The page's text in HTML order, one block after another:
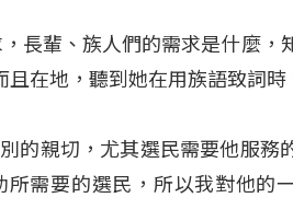
長輩、族人們的需求是什麼，
在地，聽到她在用族語致詞時
的親切，尤其選民需要他服務
需要的選民，所以我對他的